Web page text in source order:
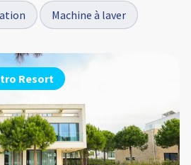
Machine à laver
Resort